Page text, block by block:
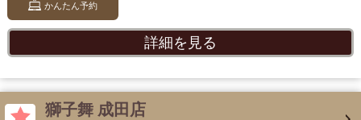
かんたん予約
詳細を見る
獅子舞 成田店